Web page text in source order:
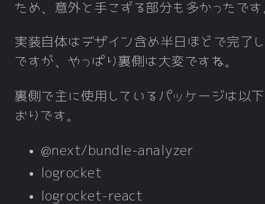
ため、意外と手こずる部分も多かったです
実装自体はデザイン含め半日ほどで完了
ですが、やっぱり裏側は大変ですね。
裏側で主に使用しているパッケージは以
おりです。
@next/bundle-analyzer
logrocket
logrocket-react